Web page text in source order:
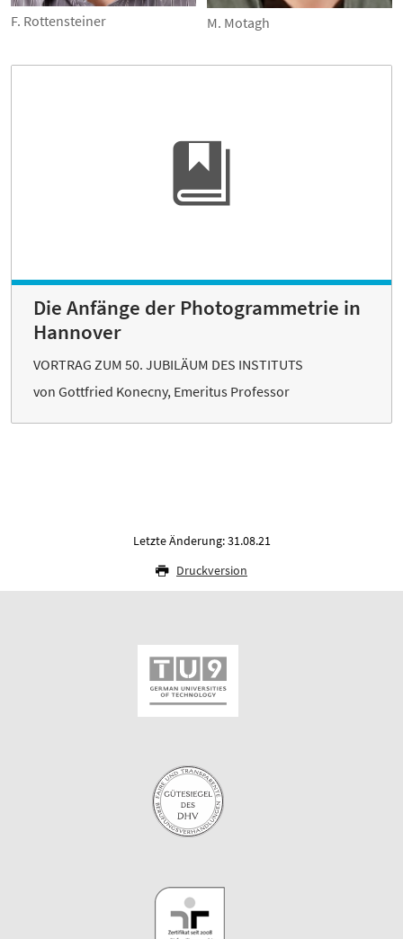
F. Rottensteiner M. Motagh
Die Anfänge der Photogrammetrie in
Hannover
VORTRAG ZUM 50. JUBILÄUM DES INSTITUTS
von Gottfried Konecny, Emeritus Professor
Letzte Änderung: 31.08.21
Druckversion